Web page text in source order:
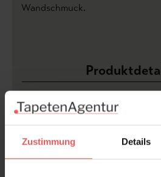
Zustimmung Details
Wandschmuck.
Versand &